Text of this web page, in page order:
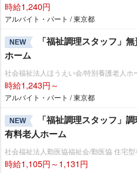
時給1,240円
アルバイト・パート / 東京都
NEW
「福祉調理スタッフ」
ホーム
社会福祉法人ほうえい会/特別養護老人ホ
時給1,243円～
アルバイト・パート / 東京都
NEW
「福祉調理スタッフ」
有料老人ホーム
社会福祉法人勤医協福祉会/勤医協 住宅
時給1,105円～1,131円